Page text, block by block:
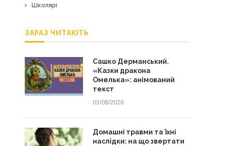
Школярі
ЗАРАЗ ЧИТАЮТЬ
Сашко Дерманський.
«Казки дракона
Омелька»: анімований
текст
03/08/2026
Домашні травми та їхні
наслідки: на що звертати